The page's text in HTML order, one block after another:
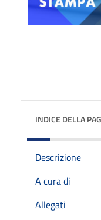
INDICE DELLA
Descrizione
A cura di
Allegati